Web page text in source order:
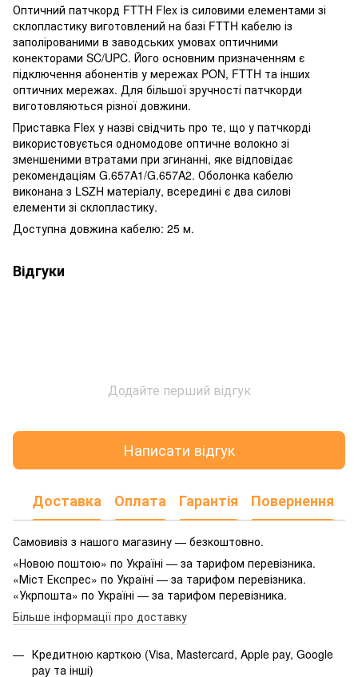
Оптичний патчкорд FTTH Flex із силовими елементами зі
склопластику виготовлений на базі FTTH кабелю із
заполірованими в заводських умовах оптичними
конекторами SC/UPC. Його основним призначенням є
підключення абонентів у мережах PON, FTTH та інших
оптичних мережах. Для більшої зручності патчкорди
виготовляються різної довжини.
Приставка Flex у назві свідчить про те, що у патчкорді
використовується одномодове оптичне волокно зі
зменшеними втратами при згинанні, яке відповідає
рекомендаціям G.657A1/G.657A2. Оболонка кабелю
виконана з LSZH матеріалу, всередині є два силові
елементи зі склопластику.
Доступна довжина кабелю: 25 м.
Відгуки
Додайте перший відгук
Написати відгук
Доставка Оплата Гарантія Повернення
Самовивіз з нашого магазину — безкоштовно.
«Новою поштою» по Україні — за тарифом перевізника.
«Міст Експрес» по Україні — за тарифом перевізника.
«Укрпошта» по Україні — за тарифом перевізника.
Більше інформації про доставку
Кредитною карткою (Visa, Mastercard, Apple pay, Google
pay та інші)